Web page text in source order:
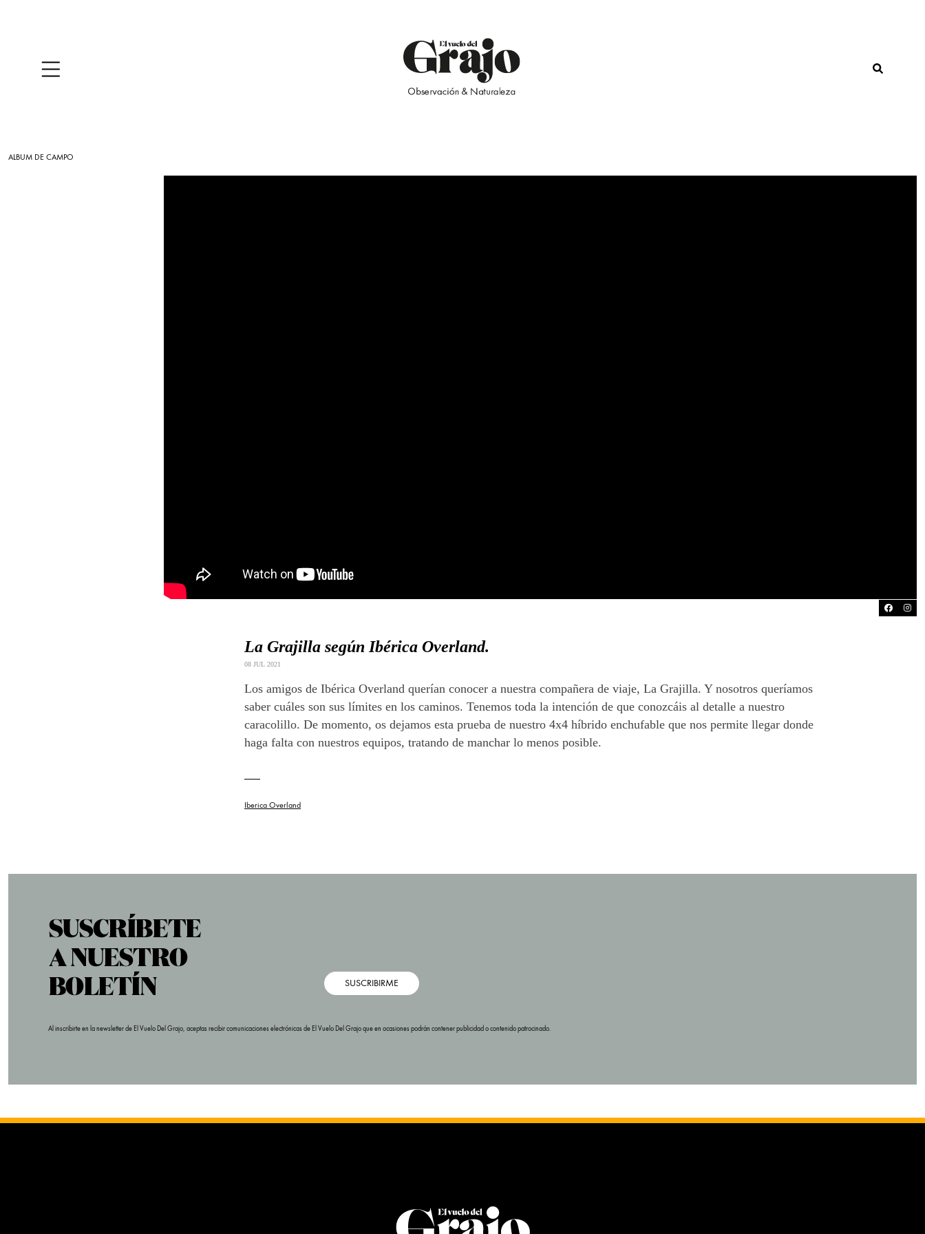
ALBUM DE CAMPO
La Grajilla según Ibérica Overland.
08 JUL 2021
Los amigos de Ibérica Overland querían conocer a nuestra compañera de viaje, La Grajilla. Y nosotros queríamos
saber cuáles son sus límites en los caminos. Tenemos toda la intención de que conozcáis al detalle a nuestro
caracolillo. De momento, os dejamos esta prueba de nuestro 4x4 híbrido enchufable que nos permite llegar donde
haga falta con nuestros equipos, tratando de manchar lo menos posible.
Iberica Overland
SUSCRIBIRME
Al inscribirte en la newsletter de El Vuelo Del Grajo, aceptas recibir comunicaciones electrónicas de El Vuelo Del Grajo que en ocasiones podrán contener publicidad o contenido patrocinado.